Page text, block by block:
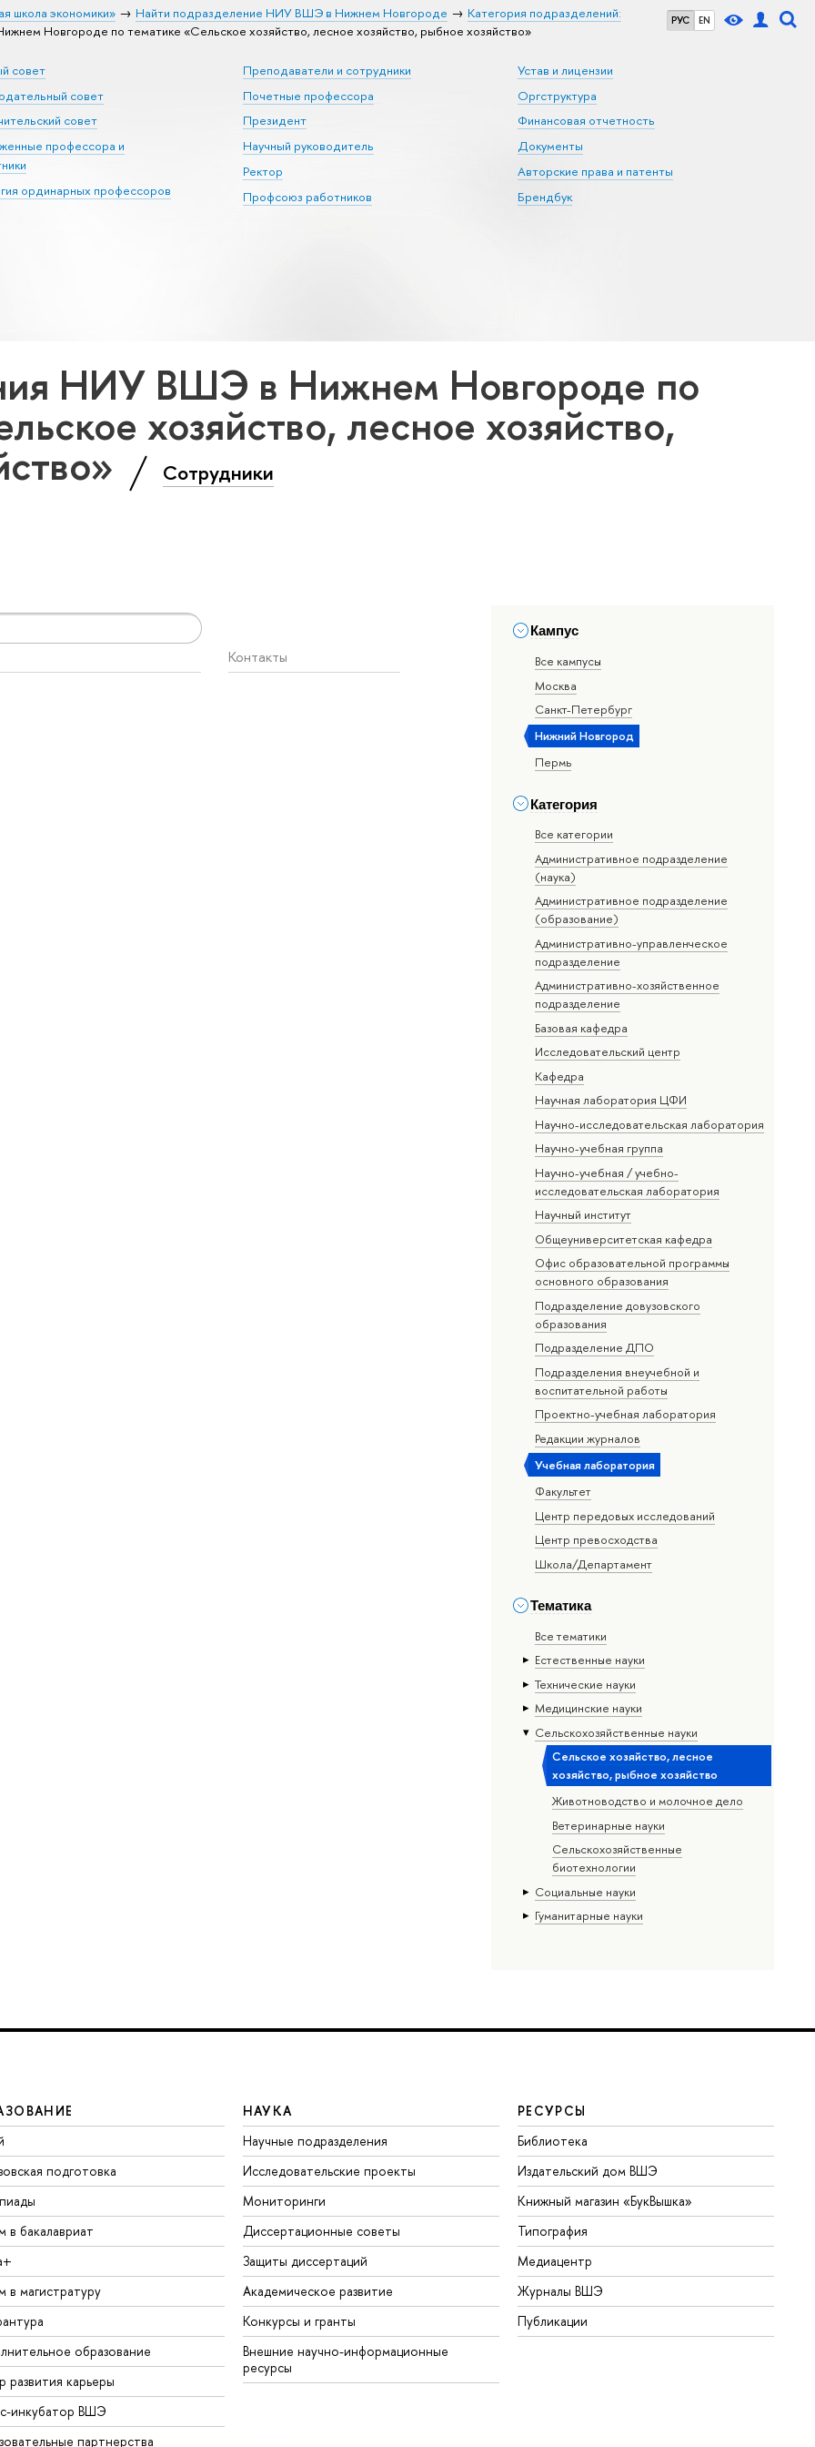
РУС EN
школа экономики» Найти подразделение НИУ ВШЭ в Нижнем Новгороде
Категория подразделений:
Новгороде по тематике «Сельское хозяйство, лесное хозяйство, рыбное хозяйство»
совет
совет
совет
профессора и
ординарных профессоров
Преподаватели и сотрудники
Почетные профессора
Президент
Научный руководитель
Ректор
Профсоюз работников
Устав и лицензии
Оргструктура
Финансовая отчетность
Документы
Авторские права и патенты
Брендбук
НИУ ВШЭ в Нижнем Новгороде по
хозяйство, лесное хозяйство,
Сотрудники
Кампус
Все кампусы
Москва
Санкт-Петербург
Нижний Новгород
Пермь
Категория
Все категории
Административное подразделение
(наука)
Административное подразделение
(образование)
Административно-управленческое
подразделение
Административно-хозяйственное
подразделение
Базовая кафедра
Исследовательский центр
Кафедра
Научная лаборатория ЦФИ
Научно-исследовательская лаборатория
Научно-учебная группа
Научно-учебная / учебно-
исследовательская лаборатория
Научный институт
Общеуниверситетская кафедра
Офис образовательной программы
основного образования
Подразделение довузовского
образования
Подразделение ДПО
Подразделения внеучебной и
воспитательной работы
Проектно-учебная лаборатория
Редакции журналов
Учебная лаборатория
Факультет
Центр передовых исследований
Центр превосходства
Школа/Департамент
Тематика
Все тематики
Естественные науки
Тех­ничес­кие науки
Медицинские науки
Сельскохозяйственные науки
Сельское хозяйство, лесное
хозяйство, рыбное хозяйство
Животноводство и молочное дело
Ветеринарные науки
Сельскохозяйственные
биотехнологии
Социальные науки
Гуманитарные науки
Контакты
подготовка
в бакалавриат
в магистратуру
образование
развития карьеры
инкубатор ВШЭ
партнерства
НАУКА
Научные подразделения
Исследовательские проекты
Мониторинги
Диссертационные советы
Защиты диссертаций
Академическое развитие
Конкурсы и гранты
Внешние научно-информационные
ресурсы
РЕСУРСЫ
Библиотека
Издательский дом ВШЭ
Книжный магазин «БукВышка»
Типография
Медиацентр
Журналы ВШЭ
Публикации